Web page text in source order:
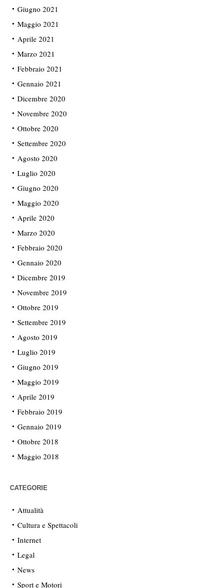
Giugno 2021
Maggio 2021
Aprile 2021
Marzo 2021
Febbraio 2021
Gennaio 2021
Dicembre 2020
Novembre 2020
Ottobre 2020
Settembre 2020
Agosto 2020
Luglio 2020
Giugno 2020
Maggio 2020
Aprile 2020
Marzo 2020
Febbraio 2020
Gennaio 2020
Dicembre 2019
Novembre 2019
Ottobre 2019
Settembre 2019
Agosto 2019
Luglio 2019
Giugno 2019
Maggio 2019
Aprile 2019
Febbraio 2019
Gennaio 2019
Ottobre 2018
Maggio 2018
CATEGORIE
Attualità
Cultura e Spettacoli
Internet
Legal
News
Sport e Motori